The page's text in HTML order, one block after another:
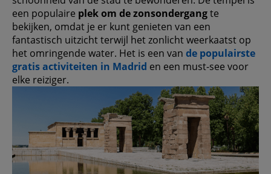
een populaire plek om de zonsondergangte
bekijken, omdat je er kunt genieten van een
fantastisch uitzicht terwijl het zonlicht weerkaatst op
het omringende water. Het is een van de populairste
gratis activiteiten in Madrid en een must-see voor
elke reiziger.